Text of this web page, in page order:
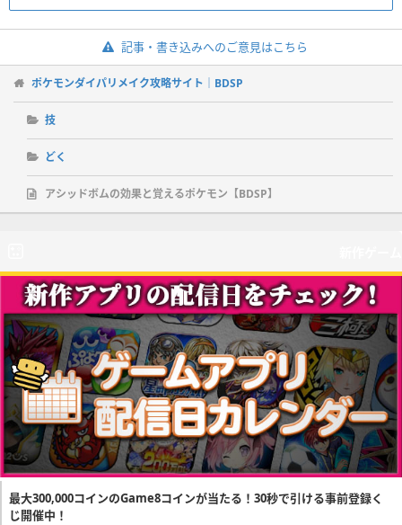
記事・書き込みへのご意見はこちら
ポケモンダイパリメイク攻略サイト｜BDSP
技
どく
アシッドボムの効果と覚えるポケモン【BDSP】
最大300,000コインのGame8コインが当たる！30秒で引ける事前登録く
じ開催中！